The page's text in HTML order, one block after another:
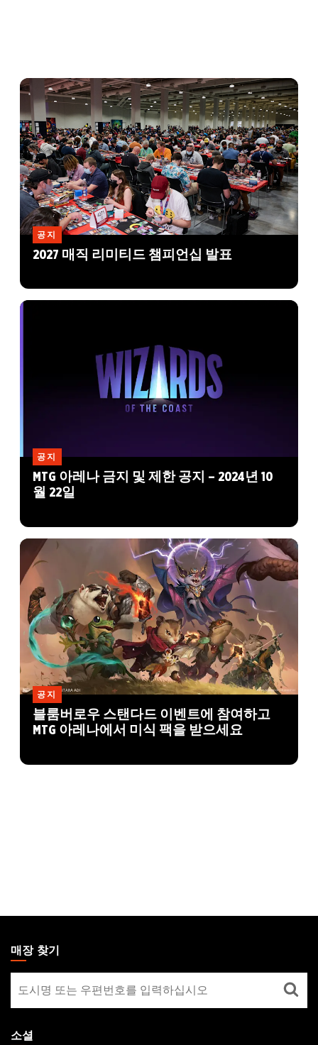
공지
2027 매직 리미티드 챔피언십 발표
공지
MTG 아레나 금지 및 제한 공지 – 2024년 10
월 22일
공지
블룸버로우 스탠다드 이벤트에 참여하고
MTG 아레나에서 미식 팩을 받으세요
THE
GATHERING
FOOTER
매장 찾기
장
찾
기
소셜